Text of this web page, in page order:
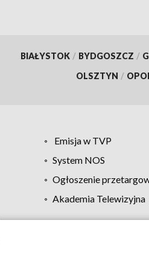
BIAŁYSTOK / BYDGOSZCZ /
OLSZTYN /
Emisja w TVP
System NOS
Ogłoszenie
Akademia Telewizyjna